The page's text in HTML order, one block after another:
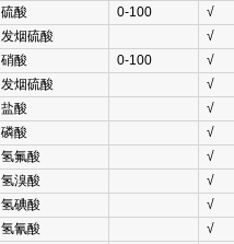
硫酸
0-100
√
发烟硫酸
√
硝酸
0-100
√
发烟硫酸
√
盐酸
√
磷酸
√
氢氟酸
√
氢溴酸
√
氢碘酸
√
氢氰酸
√